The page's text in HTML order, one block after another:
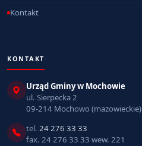
Kontakt
KONTAKT
Urząd Gminy w Mochowie
ul. Sierpecka 2
09-214 Mochowo (mazowieckie)
tel. 24 276 33 33
fax. 24 276 33 33 wew. 221